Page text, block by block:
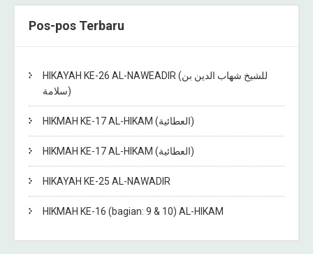
Pos-pos Terbaru
HIKAYAH KE-26 AL-NAWEADIR (للشيخ شهاب الدين بن
سلامة)
HIKMAH KE-17 AL-HIKAM (العطائية)
HIKMAH KE-17 AL-HIKAM (العطائية)
HIKAYAH KE-25 AL-NAWADIR
HIKMAH KE-16 (bagian: 9 & 10) AL-HIKAM